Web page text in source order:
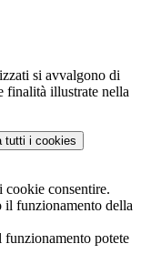
si avvalgono di
finalità illustrate nella
tutti i cookies
cookie consentire.
il funzionamento della
funzionamento potete